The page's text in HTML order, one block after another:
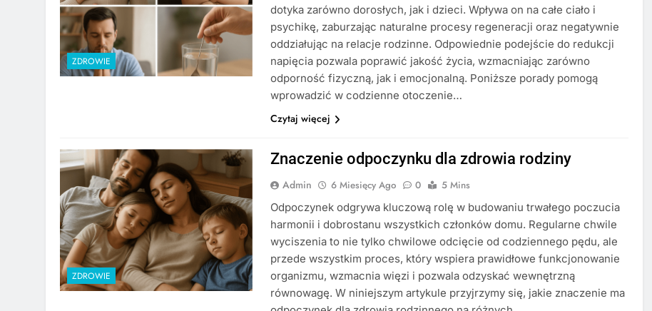
ZDROWIE
dotyka zarówno dorosłych, jak i dzieci. Wpływa on na całe ciało i
psychikę, zaburzając naturalne procesy regeneracji oraz negatywnie
oddziałując na relacje rodzinne. Odpowiednie podejście do redukcji
napięcia pozwala poprawić jakość życia, wzmacniając zarówno
odporność fizyczną, jak i emocjonalną. Poniższe porady pomogą
wprowadzić w codzienne otoczenie…
Czytaj więcej
ZDROWIE
Znaczenie odpoczynku dla zdrowia rodziny
Admin 6 Miesięcy Ago 0
5 Mins
Odpoczynek odgrywa kluczową rolę w budowaniu trwałego poczucia
harmonii i dobrostanu wszystkich członków domu. Regularne chwile
wyciszenia to nie tylko chwilowe odcięcie od codziennego pędu, ale
przede wszystkim proces, który wspiera prawidłowe funkcjonowanie
organizmu, wzmacnia więzi i pozwala odzyskać wewnętrzną
równowagę. W niniejszym artykule przyjrzymy się, jakie znaczenie ma